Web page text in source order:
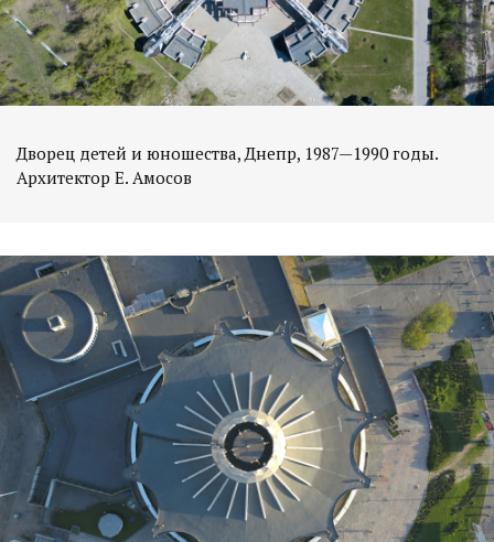
Дворец детей и юношества, Днепр, 1987—1990 годы.
Архитектор Е. Амосов